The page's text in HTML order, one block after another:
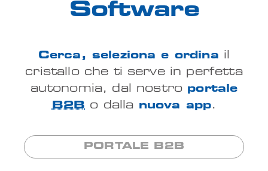
Software
Cerca, seleziona e ordina il
cristallo che ti serve in perfetta
autonomia, dal nostro portale
B2B o dalla nuova app.
PORTALE B2B